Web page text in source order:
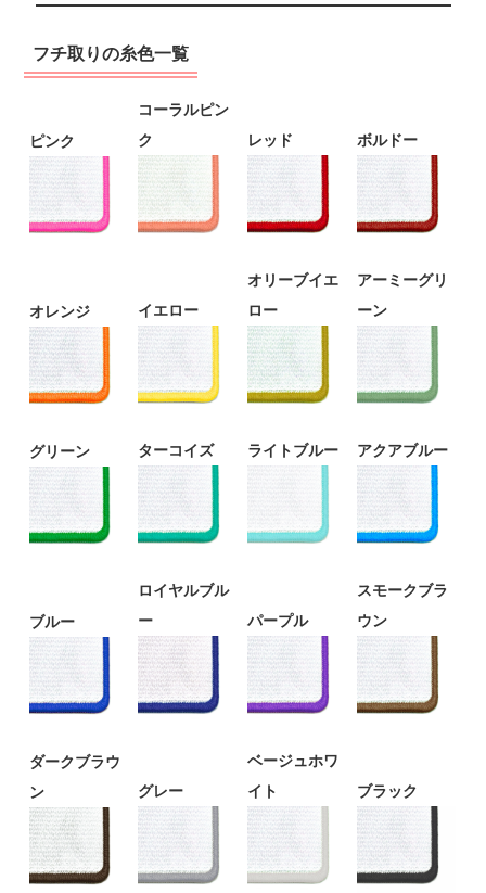
フチ取りの糸色一覧
ピンク
コーラルピン
ク
レッド ボルドー
オレンジ イエロー
オリーブイエ
ロー
アーミーグリ
ーン
グリーン ターコイズ ライトブルー アクアブルー
ブルー
ロイヤルブル
ー
パープル
スモークブラ
ウン
ダークブラウ
ン
グレー
ベージュホワ
イト
ブラック